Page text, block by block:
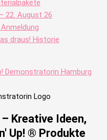
22. August 26
draus! Historie
Kreative Ideen,
Up! ® Produkte